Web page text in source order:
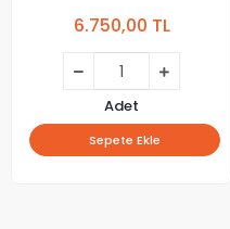
6.750,00 TL
Adet
Sepete Ekle